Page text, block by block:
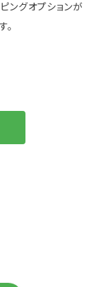
ングオプションが